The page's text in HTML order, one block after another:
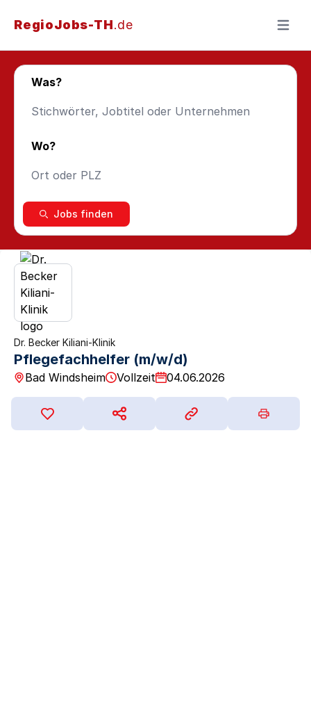
RegioJobs-TH.de Menü
Was?
Wo?
Jobs finden
Dr. Becker Kiliani-Klinik
Pflegefachhelfer (m/w/d)
Bad Windsheim Vollzeit 04.06.2026